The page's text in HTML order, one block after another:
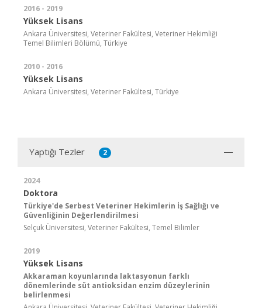
2016 - 2019
Yüksek Lisans
Ankara Üniversitesi, Veteriner Fakültesi, Veteriner Hekimliği
Temel Bilimleri Bölümü, Türkiye
2010 - 2016
Yüksek Lisans
Ankara Üniversitesi, Veteriner Fakültesi, Türkiye
Yaptığı Tezler 2
2024
Doktora
Türkiye'de Serbest Veteriner Hekimlerin İş Sağlığı ve
Güvenliğinin Değerlendirilmesi
Selçuk Üniversitesi, Veteriner Fakültesi, Temel Bilimler
2019
Yüksek Lisans
Akkaraman koyunlarında laktasyonun farklı
dönemlerinde süt antioksidan enzim düzeylerinin
belirlenmesi